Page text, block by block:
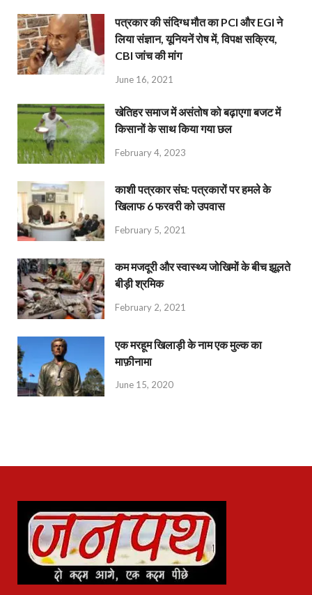
पत्रकार की संदिग्ध मौत का PCI और EGI ने
लिया संज्ञान, यूनियनें रोष में, विपक्ष सक्रिय,
CBI जांच की मांग
June 16, 2021
खेतिहर समाज में असंतोष को बढ़ाएगा बजट में
किसानों के साथ किया गया छल
February 4, 2023
काशी पत्रकार संघ: पत्रकारों पर हमले के
खिलाफ 6 फरवरी को उपवास
February 5, 2021
कम मजदूरी और स्वास्थ्य जोखिमों के बीच झूलते
बीड़ी श्रमिक
February 2, 2021
एक मरहूम खिलाड़ी के नाम एक मुल्क का
माफ़ीनामा
June 15, 2020